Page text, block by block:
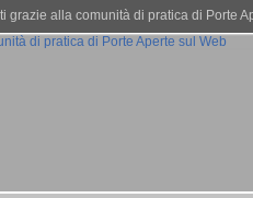
grazie alla comunità di pratica di Porte